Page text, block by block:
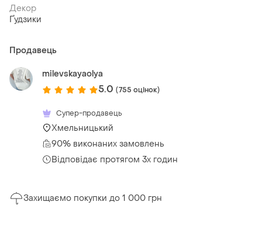
Декор
Ґудзики
Продавець
milevskayaolya
5.0 (755 оцінок)
Супер-продавець
Хмельницький
90% виконаних замовлень
Відповідає протягом 3х годин
Захищаємо покупки до 1 000 грн